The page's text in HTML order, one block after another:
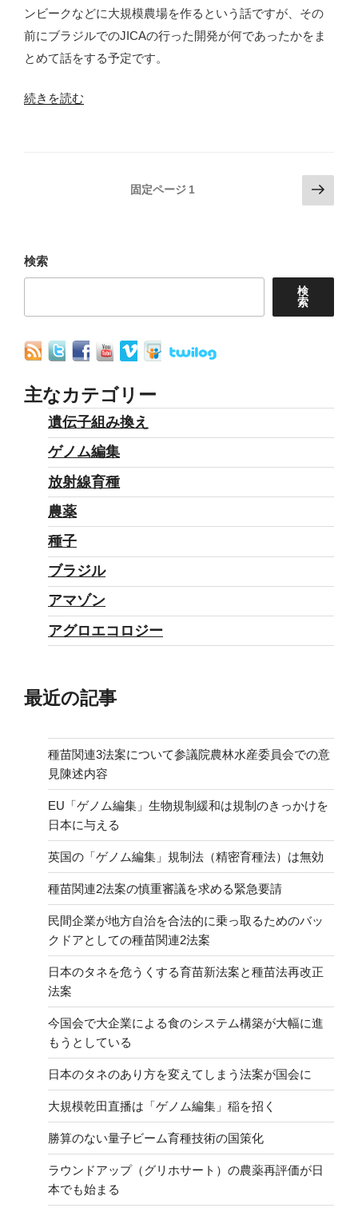
ン
ナ
業
の
ンビークなどに大規模農場を作るという話ですが、その
前にブラジルでのJICAの行った開発が何であったかをま
とめて話をする予定です。
“ブ
開
発
ア
フ
カ”
続きを読む
ペ
ー
ジ
り
固定ページ 1
次
の
検索
検
索
主なカテゴリー
遺伝子組み換え
ゲノム編集
放射線育種
農薬
種子
ブラジル
アマゾン
アグロエコロジー
最近の記事
種苗関連3法案について参議院農林水産委員会での意
見陳述内容
EU「ゲノム編集」生物規制緩和は規制のきっかけを
日本に与える
英国の「ゲノム編集」規制法（精密育種法）は無効
種苗関連2法案の慎重審議を求める緊急要請
民間企業が地方自治を合法的に乗っ取るためのバッ
クドアとしての種苗関連2法案
日本のタネを危うくする育苗新法案と種苗法再改正
法案
今国会で大企業による食のシステム構築が大幅に進
もうとしている
日本のタネのあり方を変えてしまう法案が国会に
大規模乾田直播は「ゲノム編集」稲を招く
勝算のない量子ビーム育種技術の国策化
ラウンドアップ（グリホサート）の農薬再評価が日
本でも始まる